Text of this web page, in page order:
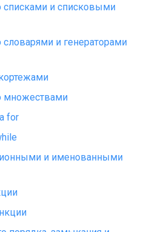
и списковыми
и генераторами
множествами
for
и именованными